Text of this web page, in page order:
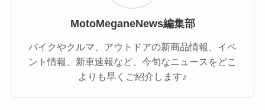
MotoMeganeNews編集部
バイクやクルマ、アウトドアの新商品情報、イベ
ント情報、新車速報など、今旬なニュースをどこ
よりも早くご紹介します♪